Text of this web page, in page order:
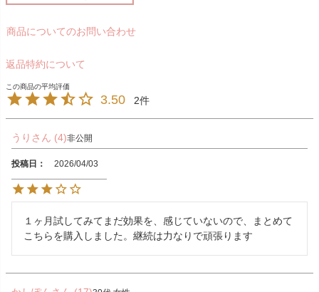
商品についてのお問い合わせ
返品特約について
3.50 2
うり 4 非公開
投稿日 2026/04/03
１ヶ月試してみてまだ効果を、感じていないので、まとめて
こちらを購入しました。継続は力なりで頑張ります